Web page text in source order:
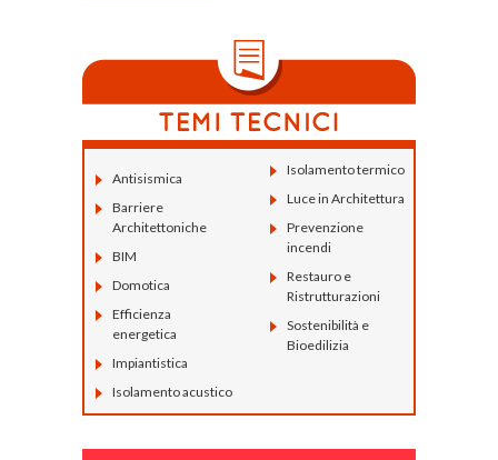
Antisismica
Barriere
Architettoniche
BIM
Domotica
Efficienza
energetica
Impiantistica
Isolamento acustico
Isolamento termico
Luce in Architettura
Prevenzione
incendi
Restauro e
Ristrutturazioni
Sostenibilità e
Bioedilizia